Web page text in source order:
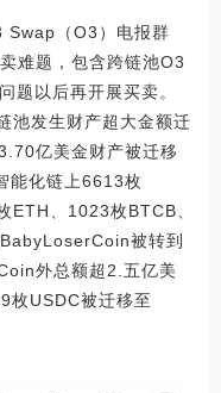
Swap（O3）电报群
难题，包含跨链池O3
题以后再开展买卖。
池发生财产超大金额迁
亿美金财产被迁移
能化链上6613枚
、1023枚BTCB、
被转到
外总额超2.五亿美
枚USDC被迁移至